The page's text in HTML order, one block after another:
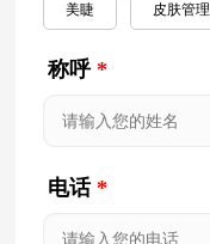
美睫 皮肤管理
称呼 *
电话 *